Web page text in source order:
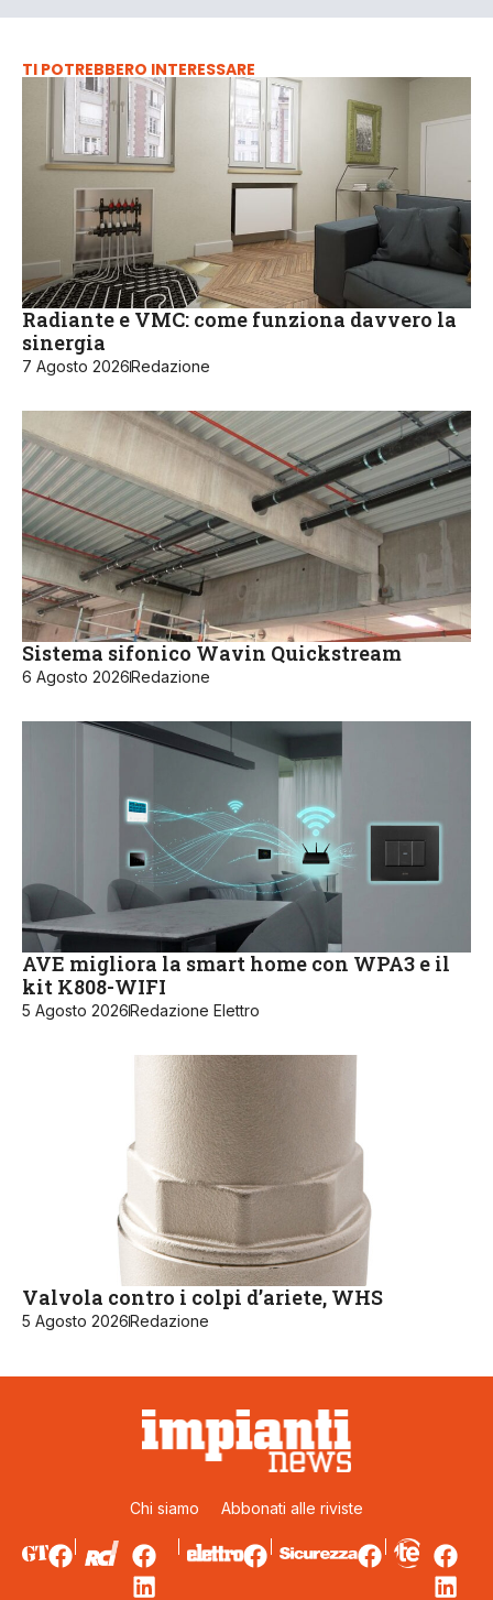
TI POTREBBERO INTERESSARE
Radiante e VMC: come funziona davvero la
sinergia
7 Agosto 2026 Redazione
Sistema sifonico Wavin Quickstream
6 Agosto 2026 Redazione
AVE migliora la smart home con WPA3 e il
kit K808-WIFI
5 Agosto 2026 Redazione Elettro
Valvola contro i colpi d’ariete, WHS
5 Agosto 2026 Redazione
Chi siamo Abbonati alle riviste